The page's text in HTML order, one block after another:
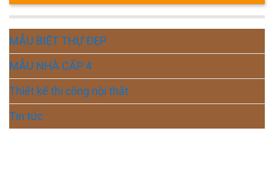
MẪU BIỆT THỰ ĐẸP
MẪU NHÀ CẤP 4
Thiết kế thi công nội thất
Tin tức